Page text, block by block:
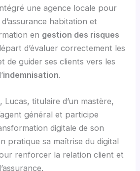
une agence locale pour
habitation et
en gestion des risques
d’évaluer correctement les
de guider ses clients vers les
indemnisation.
titulaire d’un mastère,
général et participe
digitale de son
pratique sa maîtrise du digital
renforcer la relation client et